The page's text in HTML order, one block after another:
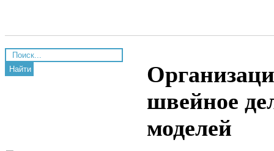
Найти
швейное
моделей